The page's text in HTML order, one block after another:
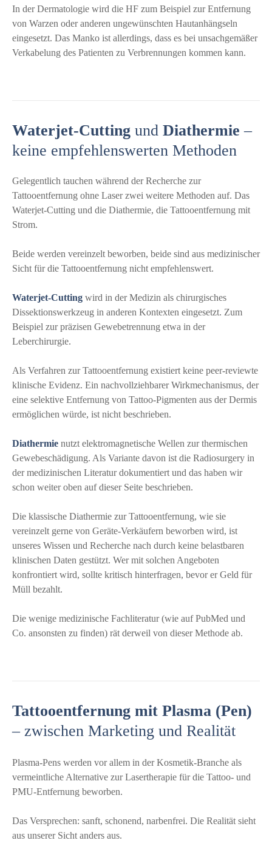
In der Dermatologie wird die HF zum Beispiel zur Entfernung
von Warzen oder anderen ungewünschten Hautanhängseln
eingesetzt. Das Manko ist allerdings, dass es bei unsachgemäßer
Verkabelung des Patienten zu Verbrennungen kommen kann.
Waterjet-Cutting und Diathermie –
keine empfehlenswerten Methoden
Gelegentlich tauchen während der Recherche zur
Tattooentfernung ohne Laser zwei weitere Methoden auf. Das
Waterjet-Cutting und die Diathermie, die Tattooentfernung mit
Strom.
Beide werden vereinzelt beworben, beide sind aus medizinischer
Sicht für die Tattooentfernung nicht empfehlenswert.
Waterjet-Cutting wird in der Medizin als chirurgisches
Dissektionswerkzeug in anderen Kontexten eingesetzt. Zum
Beispiel zur präzisen Gewebetrennung etwa in der
Leberchirurgie.
Als Verfahren zur Tattooentfernung existiert keine peer-reviewte
klinische Evidenz. Ein nachvollziehbarer Wirkmechanismus, der
eine selektive Entfernung von Tattoo-Pigmenten aus der Dermis
ermöglichen würde, ist nicht beschrieben.
Diathermie nutzt elektromagnetische Wellen zur thermischen
Gewebeschädigung. Als Variante davon ist die Radiosurgery in
der medizinischen Literatur dokumentiert und das haben wir
schon weiter oben auf dieser Seite beschrieben.
Die klassische Diathermie zur Tattooentfernung, wie sie
vereinzelt gerne von Geräte-Verkäufern beworben wird, ist
unseres Wissen und Recherche nach durch keine belastbaren
klinischen Daten gestützt. Wer mit solchen Angeboten
konfrontiert wird, sollte kritisch hinterfragen, bevor er Geld für
Müll bezahlt.
Die wenige medizinische Fachliteratur (wie auf PubMed und
Co. ansonsten zu finden) rät derweil von dieser Methode ab.
Tattooentfernung mit Plasma (Pen)
– zwischen Marketing und Realität
Plasma-Pens werden vor allem in der Kosmetik-Branche als
vermeintliche Alternative zur Lasertherapie für die Tattoo- und
PMU-Entfernung beworben.
Das Versprechen: sanft, schonend, narbenfrei. Die Realität sieht
aus unserer Sicht anders aus.